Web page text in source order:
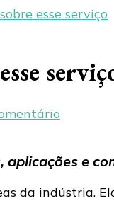
esse serviço
PVC:
tudo
e
da indústria.